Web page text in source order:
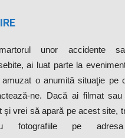
unor accidente
ai luat parte la
o anumită situaţie pe
ne. Dacă ai filmat sau
şi vrei să apară pe acest site,
fotografiile pe